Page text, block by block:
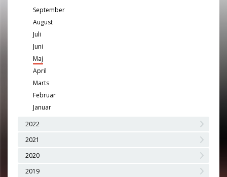
September
August
Juli
Juni
Maj
April
Marts
Februar
Januar
2022
2021
2020
2019